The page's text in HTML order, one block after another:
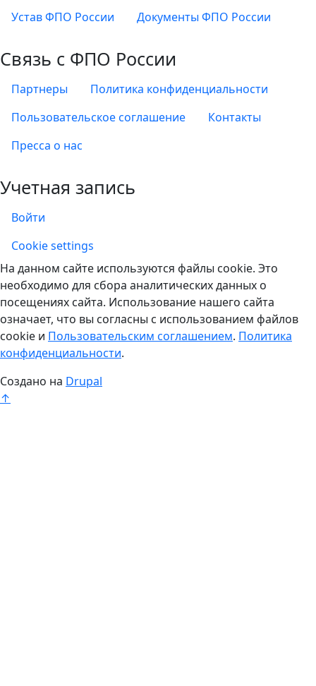
Устав ФПО России
Документы ФПО России
Связь с ФПО России
Партнеры
Политика конфиденциальности
Пользовательское соглашение
Контакты
Пресса о нас
Учетная запись
Войти
Учетная запись
Cookie settings
На данном сайте используются файлы cookie. Это
необходимо для сбора аналитических данных о
посещениях сайта. Использование нашего сайта
означает, что вы согласны с использованием файлов
cookie и Пользовательским соглашением. Политика
конфиденциальности.
Создано на Drupal
↑